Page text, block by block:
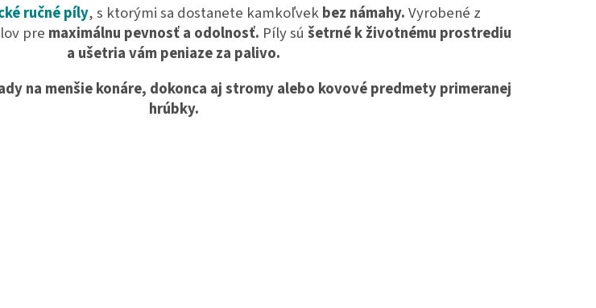
a
c
i
r
v
o
v
a
n
ručné píly, s ktorými sa dostanete kamkoľvekbez námahy.Vyrobené z
pre maximálnu pevnosť a odolnosť. Píly sú šetrné k životnému prostrediu
a ušetria vám peniaze za palivo.
na menšie konáre, dokonca aj stromy alebo kovové predmety primeranej
hrúbky.